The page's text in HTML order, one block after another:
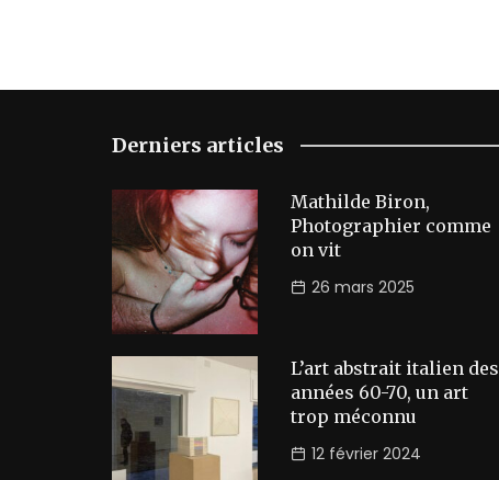
Derniers articles
Mathilde Biron,
Photographier comme
on vit
26 mars 2025
L’art abstrait italien des
années 60-70, un art
trop méconnu
12 février 2024